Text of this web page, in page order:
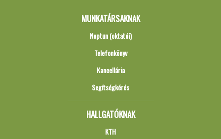
MUNKATÁRSAKNAK
Neptun (oktatói)
Telefonkönyv
Kancellária
Segítségkérés
HALLGATÓKNAK
KTH